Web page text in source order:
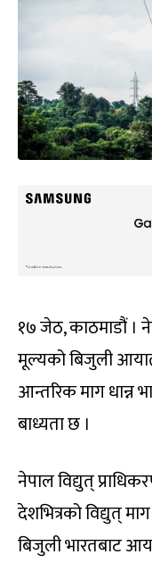
१७ जेठ, काठमाडौं ।
मूल्यको बिजुली
आन्तरिक माग धान्न
बाध्यता छ ।
नेपाल विद्युत्
देशभित्रको विद्युत्
बिजुली भारतबाट